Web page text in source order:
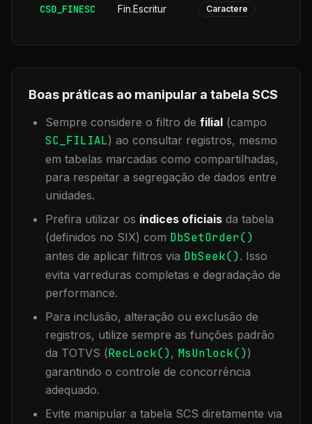
CS0_FINESC Fin.Escritur Caractere
Boas práticas ao manipular a tabela SCS
Sempre considere o filtro de filial (campo
SC_FILIAL) ao consultar registros, mesmo
em tabelas marcadas como compartilhadas,
para respeitar a segregação de dados entre
unidades.
Prefira utilizar os índices oficiais da tabela
(definidos no SIX) com DbSetOrder()
antes de aplicar filtros via DbSeek(). Isso
evita varreduras completas e degradação de
performance.
Para inclusão, alteração ou exclusão de
registros, utilize sempre as funções padrão
da TOTVS (RecLock(), MsUnlock())
garantindo o controle de concorrência
adequado.
Evite manipular a tabela SCS diretamente via